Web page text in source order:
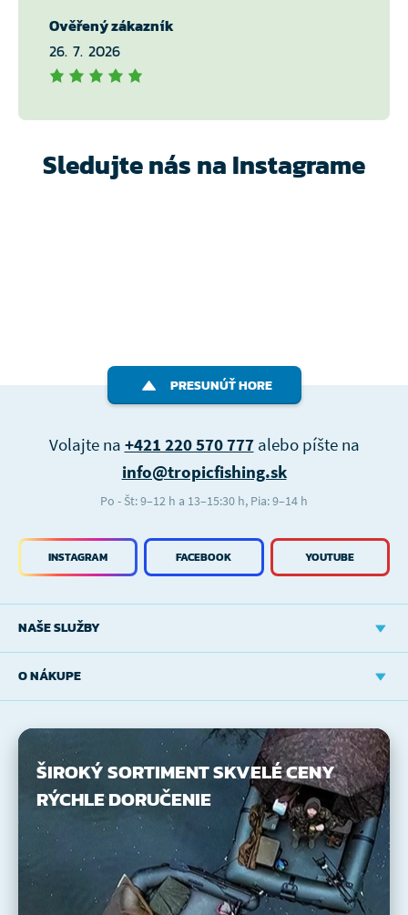
Ověřený zákazník
26. 7. 2026
Sledujte nás na Instagrame
PRESUNÚŤ HORE
NAŠE SLUŽBY
O NÁKUPE
INSTAGRAM FACEBOOK YOUTUBE
Volajte na +421 220 570 777alebo píšte na
info@tropicfishing.sk
Po - Št: 9–12 h a 13–15:30 h, Pia: 9–14 h
ŠIROKÝ SORTIMENTSKVELÉ CENY
RÝCHLE DORUČENIE